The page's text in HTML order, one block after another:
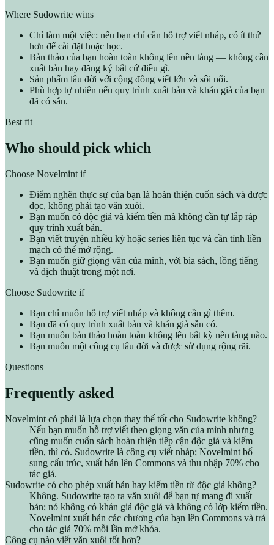
Where Sudowrite wins
Chỉ làm một việc: nếu bạn chỉ cần hỗ trợ viết nháp, có ít thứ
hơn để cài đặt hoặc học.
Bản thảo của bạn hoàn toàn không lên nền tảng — không cần
xuất bản hay đăng ký bất cứ điều gì.
Sản phẩm lâu đời với cộng đồng viết lớn và sôi nổi.
Phù hợp tự nhiên nếu quy trình xuất bản và khán giả của bạn
đã có sẵn.
Best fit
Who should pick which
Choose Novelmint if
Điểm nghẽn thực sự của bạn là hoàn thiện cuốn sách và được
đọc, không phải tạo văn xuôi.
Bạn muốn có độc giả và kiếm tiền mà không cần tự lắp ráp
quy trình xuất bản.
Bạn viết truyện nhiều kỳ hoặc series liên tục và cần tính liền
mạch có thể mở rộng.
Bạn muốn giữ giọng văn của mình, với bìa sách, lồng tiếng
và dịch thuật trong một nơi.
Choose Sudowrite if
Bạn chỉ muốn hỗ trợ viết nháp và không cần gì thêm.
Bạn đã có quy trình xuất bản và khán giả sẵn có.
Bạn muốn bản thảo hoàn toàn không lên bất kỳ nền tảng nào.
Bạn muốn một công cụ lâu đời và được sử dụng rộng rãi.
Questions
Frequently asked
Novelmint có phải là lựa chọn thay thế tốt cho Sudowrite không?
Nếu bạn muốn hỗ trợ viết theo giọng văn của mình nhưng
cũng muốn cuốn sách hoàn thiện tiếp cận độc giả và kiếm
tiền, thì có. Sudowrite là công cụ viết nháp; Novelmint bổ
sung cấu trúc, xuất bản lên Commons và thu nhập 70% cho
tác giả.
Sudowrite có cho phép xuất bản hay kiếm tiền từ độc giả không?
Không. Sudowrite tạo ra văn xuôi để bạn tự mang đi xuất
bản; nó không có khán giả độc giả và không có lớp kiếm tiền.
Novelmint xuất bản các chương của bạn lên Commons và trả
cho tác giả 70% mỗi lần mở khóa.
Công cụ nào viết văn xuôi tốt hơn?